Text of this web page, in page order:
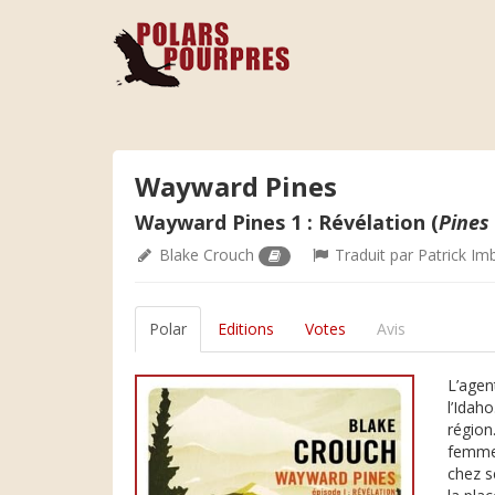
Wayward Pines
Wayward Pines 1 : Révélation (Pines
Blake Crouch Traduit par Patrick
Polar Editions Votes Avis
chez